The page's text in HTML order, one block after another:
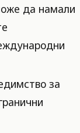
да намали
за